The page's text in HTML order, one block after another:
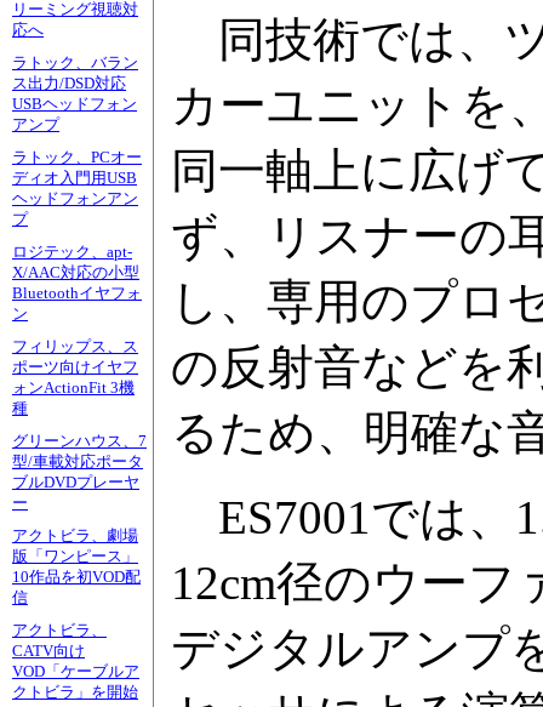
リーミング視聴対
応へ
ラトック、バラン
ス出力/DSD対応
USBヘッドフォン
アンプ
ラトック、PCオー
ディオ入門用USB
ヘッドフォンアン
プ
ロジテック、apt-
X/AAC対応の小型
Bluetoothイヤフォ
ン
フィリップス、ス
ポーツ向けイヤフ
ォンActionFit 3機
種
グリーンハウス、7
型/車載対応ポータ
ブルDVDプレーヤ
ー
アクトビラ、劇場
版「ワンピース」
10作品を初VOD配
信
アクトビラ、
CATV向け
VOD「ケーブルア
クトビラ」を開始
同技術では、
カーユニットを
同一軸上に広げ
ず、リスナーの
し、専用のプロ
の反射音などを
るため、明確な
ES7001では、
12cm径のウー
デジタルアンプ